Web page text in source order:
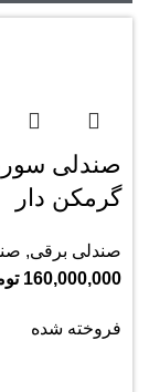
گرمکن دار
صندلی برقی,
160,000,000
فروخته شده